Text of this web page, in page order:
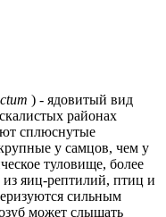
) - ядовитый вид
районах
сплюснутые
у самцов, чем у
туловище, более
яиц-рептилий, птиц и
сильным
может слышать